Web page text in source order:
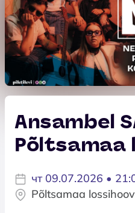
Ansambel
Põltsamaa
чт 09.07.2026 •
Põltsamaa lossihoov